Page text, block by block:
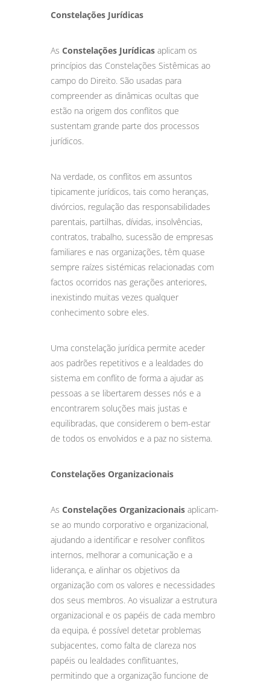
Constelações Jurídicas
As Constelações Jurídicas aplicam os
princípios das Constelações Sistêmicas ao
campo do Direito. São usadas para
compreender as dinâmicas ocultas que
estão na origem dos conflitos que
sustentam grande parte dos processos
jurídicos.
Na verdade, os conflitos em assuntos
tipicamente jurídicos, tais como heranças,
divórcios, regulação das responsabilidades
parentais, partilhas, dívidas, insolvências,
contratos, trabalho, sucessão de empresas
familiares e nas organizações, têm quase
sempre raízes sistémicas relacionadas com
factos ocorridos nas gerações anteriores,
inexistindo muitas vezes qualquer
conhecimento sobre eles.
Uma constelação jurídica permite aceder
aos padrões repetitivos e a lealdades do
sistema em conflito de forma a ajudar as
pessoas a se libertarem desses nós e a
encontrarem soluções mais justas e
equilibradas, que considerem o bem-estar
de todos os envolvidos e a paz no sistema.
Constelações Organizacionais
As Constelações Organizacionais aplicam-
se ao mundo corporativo e organizacional,
ajudando a identificar e resolver conflitos
internos, melhorar a comunicação e a
liderança, e alinhar os objetivos da
organização com os valores e necessidades
dos seus membros. Ao visualizar a estrutura
organizacional e os papéis de cada membro
da equipa, é possível detetar problemas
subjacentes, como falta de clareza nos
papéis ou lealdades conflituantes,
permitindo que a organização funcione de